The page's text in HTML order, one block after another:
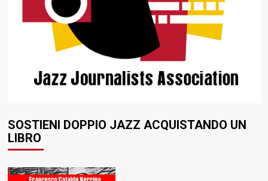
SOSTIENI DOPPIO JAZZ ACQUISTANDO UN
LIBRO